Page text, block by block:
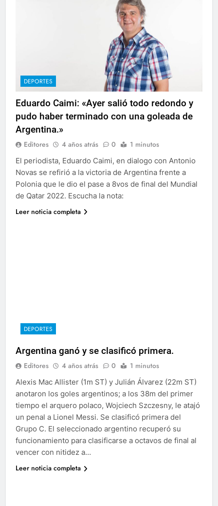
DEPORTES
Eduardo Caimi: «Ayer salió todo redondo y
pudo haber terminado con una goleada de
Argentina.»
Editores 4 años atrás 0 1 minutos
El periodista, Eduardo Caimi, en dialogo con Antonio
Novas se refirió a la victoria de Argentina frente a
Polonia que le dio el pase a 8vos de final del Mundial
de Qatar 2022. Escucha la nota:
Leer noticia completa
DEPORTES
Argentina ganó y se clasificó primera.
Editores 4 años atrás 0 1 minutos
Alexis Mac Allister (1m ST) y Julián Álvarez (22m ST)
anotaron los goles argentinos; a los 38m del primer
tiempo el arquero polaco, Wojciech Szczesny, le atajó
un penal a Lionel Messi. Se clasificó primera del
Grupo C. El seleccionado argentino recuperó su
funcionamiento para clasificarse a octavos de final al
vencer con nitidez a…
Leer noticia completa